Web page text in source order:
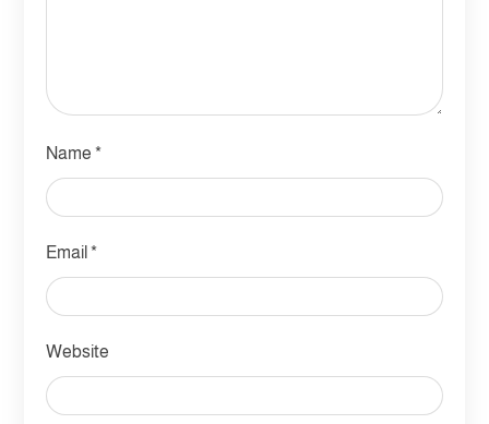
Name*
Email*
Website